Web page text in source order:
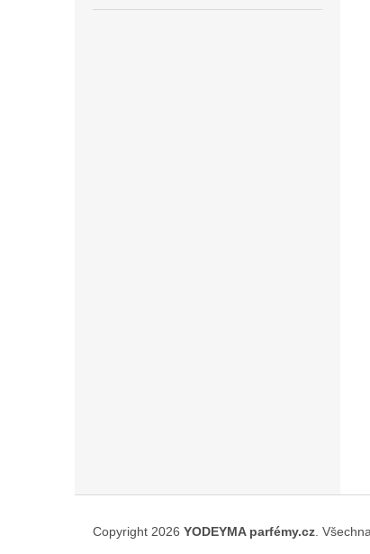
Copyright 2026 YODEYMA parfémy.cz.